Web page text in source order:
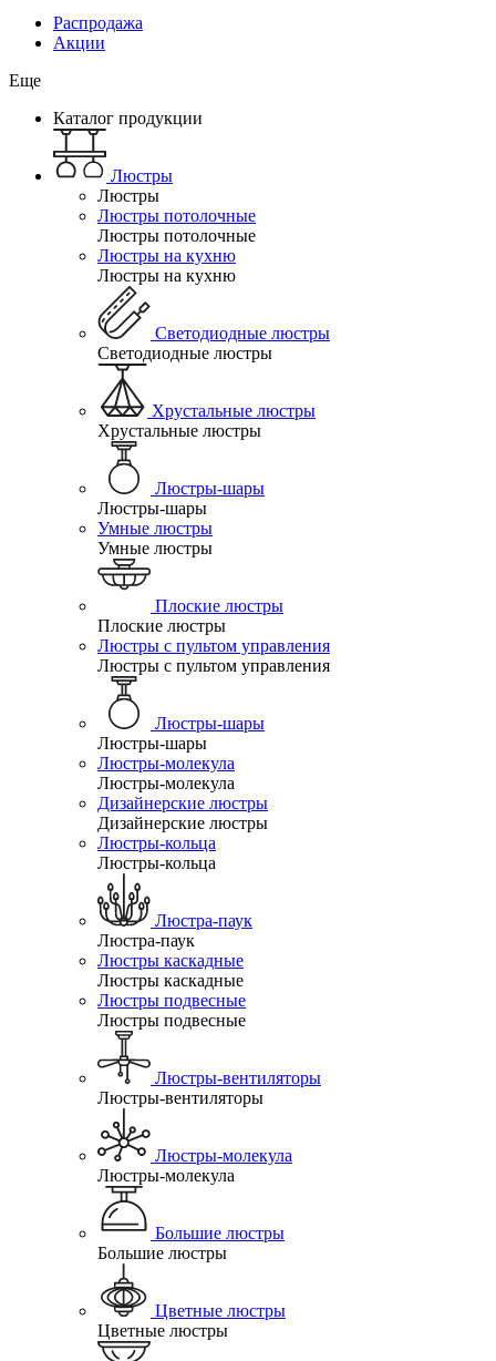
Распродажа
Акции
Еще
Каталог продукции
Люстры
Люстры
Люстры потолочные
Люстры потолочные
Люстры на кухню
Люстры на кухню
Светодиодные люстры
Светодиодные люстры
Хрустальные люстры
Хрустальные люстры
Люстры-шары
Люстры-шары
Умные люстры
Умные люстры
Плоские люстры
Плоские люстры
Люстры с пультом управления
Люстры с пультом управления
Люстры-шары
Люстры-шары
Люстры-молекула
Люстры-молекула
Дизайнерские люстры
Дизайнерские люстры
Люстры-кольца
Люстры-кольца
Люстра-паук
Люстра-паук
Люстры каскадные
Люстры каскадные
Люстры подвесные
Люстры подвесные
Люстры-вентиляторы
Люстры-вентиляторы
Люстры-молекула
Люстры-молекула
Большие люстры
Большие люстры
Цветные люстры
Цветные люстры